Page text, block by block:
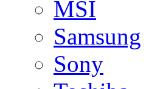
MSI
Samsung
Sony